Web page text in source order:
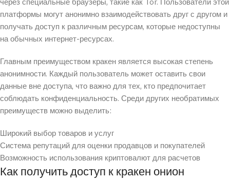
платформы могут анонимно взаимодействовать друг с другом и
получать доступ к различным ресурсам, которые недоступны
на обычных интернет-ресурсах.
Главным преимуществом кракен является высокая степень
анонимности. Каждый пользователь может оставить свои
данные вне доступа, что важно для тех, кто предпочитает
соблюдать конфиденциальность. Среди других необратимых
преимуществ можно выделить:
Широкий выбор товаров и услуг
Система репутаций для оценки продавцов и покупателей
Возможность использования криптовалют для расчетов
Как получить доступ к кракен онион